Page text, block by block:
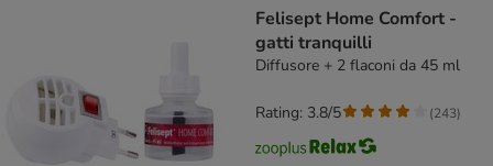
Felisept Home Comfort -
gatti tranquilli
Diffusore + 2 flaconi da 45 ml
Rating: 3.8/5 (243)